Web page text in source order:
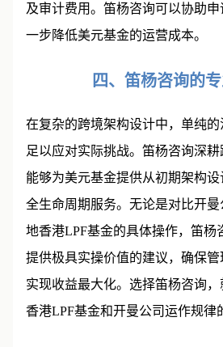
及审计费用。笛杨咨询可以协助
一步降低美元基金的运营成本。
四、笛杨咨询的
在复杂的跨境架构设计中，单纯
足以应对实际挑战。笛杨咨询深耕
能够为美元基金提供从初期架构
全生命周期服务。无论是对比开
地香港LPF基金的具体操作，笛杨
提供极具实操价值的建议，确保
实现收益最大化。选择笛杨咨询
香港LPF基金和开曼公司运作规律